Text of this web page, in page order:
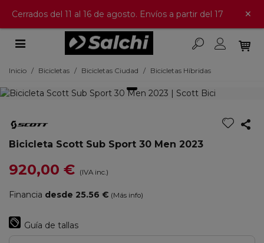
Cerrados del 11 al 16 de agosto. Envíos a partir del 17 ×
Inicio / Bicicletas / Bicicletas Ciudad / Bicicletas Híbridas
Bicicleta Scott Sub Sport 30 Men 2023
920,00 € (IVA inc.)
Financia desde 25.56 € (Más info)
Guía de tallas